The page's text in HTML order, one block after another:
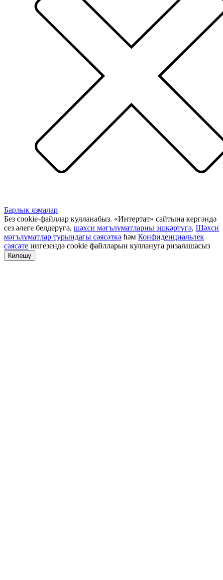
Барлык язмалар
Без cookie-файллар кулланабыз. «Интертат» сайтына кергәндә
сез әлеге белдерүгә, шәхси мәгълүматларны эшкәртүгә, Шәхси
мәгълүматлар турындагы сәясәткә һәм Конфиденциальлек
сәясәте нигезендә cookie файлларын куллануга ризалашасыз
Килешү